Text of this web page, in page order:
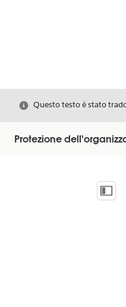
Chiudi
Questo testo è stato
Protezione